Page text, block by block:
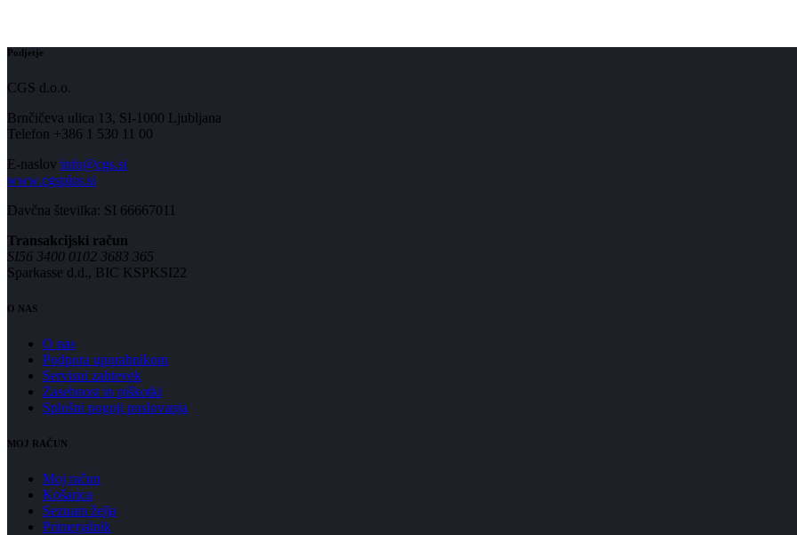
Podjetje
CGS d.o.o.
Brnčičeva ulica 13, SI-1000 Ljubljana
Telefon +386 1 530 11 00
E-naslov info@cgs.si
www.cgsplus.si
Davčna številka: SI 66667011
Transakcijski račun
SI56 3400 0102 3683 365
Sparkasse d.d., BIC KSPKSI22
O NAS
O nas
Podpora uporabnikom
Servisni zahtevek
Zasebnost in piškotki
Splošni pogoji poslovanja
MOJ RAČUN
Moj račun
Košarica
Seznam želja
Primerjalnik